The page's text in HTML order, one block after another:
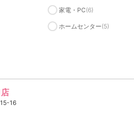
家電・PC(6)
ホームセンター(5)
16